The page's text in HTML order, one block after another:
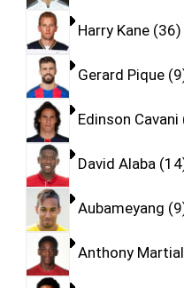
Harry Kane 36
Gerard Pique 9
Edinson Cavani
David Alaba 14
Aubameyang 9
Anthony Martial